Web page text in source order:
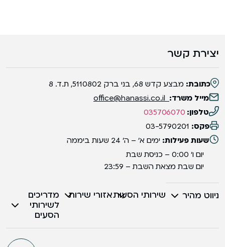
יצירת קשר
כתובת: מבצע קדש 68, בני ברק 5110802, ת.ד. 8
מייל משרד:
טלפון: 035706070
פקס: 03-5790201
שעות פעילות: ימים א' – ה' 24 שעות ביממה
יום ו' 0:00 – כניסת שבת
יום שבת מצאת השבת – 23:59
ניווט מהיר שירותי הסעותאזורי שירות
מדריכים
לשירותי
הסעים